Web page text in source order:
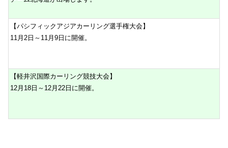
【パシフィックアジアカーリング選手権大会】
11月2日～11月9日に開催。
【軽井沢国際カーリング競技大会】
12月18日～12月22日に開催。